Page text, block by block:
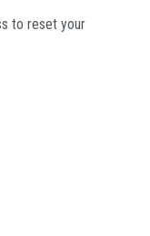
to reset your